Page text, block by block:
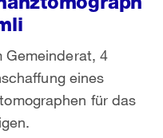
4
eines
für das